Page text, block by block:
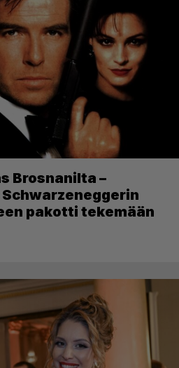
Brosnanilta –
pakotti tekemään